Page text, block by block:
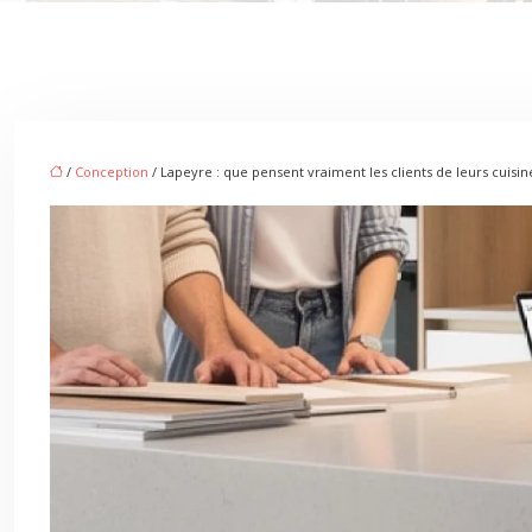
/ Conception / Lapeyre : que pensent vraiment les clients de leurs